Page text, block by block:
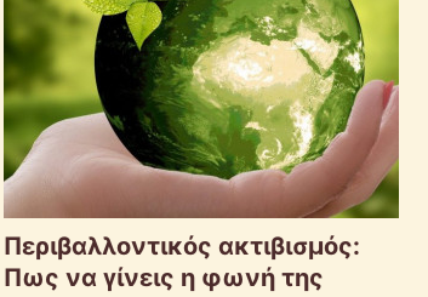
Περιβαλλοντικός ακτιβισμός:
Πως να γίνεις η φωνή της